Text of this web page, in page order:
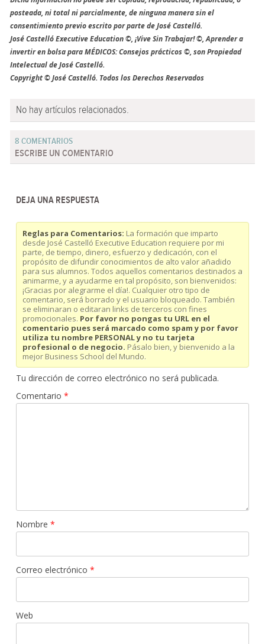
posteada, ni total ni parcialmente, de ninguna manera sin el
consentimiento previo escrito por parte de José Castelló.
José Castelló Executive Education ©, ¡Vive Sin Trabajar! ©, Aprender a
invertir en bolsa para MÉDICOS: Consejos prácticos ©, son Propiedad
Intelectual de José Castelló.
Copyright © José Castelló. Todos los Derechos Reservados
No hay artículos relacionados.
8 COMENTARIOS
ESCRIBE UN COMENTARIO
DEJA UNA RESPUESTA
Reglas para Comentarios: La formación que imparto
desde José Castelló Executive Education requiere por mi
parte, de tiempo, dinero, esfuerzo y dedicación, con el
propósito de difundir conocimientos de alto valor añadido
para sus alumnos. Todos aquellos comentarios destinados a
animarme, y a ayudarme en tal propósito, son bienvenidos:
¡Gracias por alegrarme el día!. Cualquier otro tipo de
comentario, será borrado y el usuario bloqueado. También
se eliminaran o editaran links de terceros con fines
promocionales. Por favor no pongas tu URL en el
comentario pues será marcado como spam y por favor
utiliza tu nombre PERSONAL y no tu tarjeta
profesional o de negocio. Pásalo bien, y bienvenido a la
mejor Business School del Mundo.
Tu dirección de correo electrónico no será publicada.
Comentario *
Nombre *
Correo electrónico *
Web